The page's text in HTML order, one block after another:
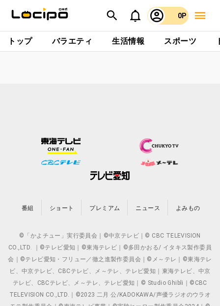
0P
トップ バラエティ 生活情報 スポーツ
番組 ショート プレミアム ニュース よみもの
©「かよチュー」実行委員会｜©中京テレビ｜© CBC TELEVISION
CO.,LTD. ｜©テレビ愛知｜©東海テレビ｜©多田かおる/ イタキス製作委員
会｜©テレビ愛知・フリュー／徹之進製作委員会｜©メ～テレ｜©東海テレ
ビ、中京テレビ、CBCテレビ、メ～テレ、テレビ愛知｜東海テレビ、中京
テレビ、CBCテレビ、メ～テレ、テレビ愛知｜© Studio Ghibli｜©CBC
TELEVISION CO.,LTD.｜©2023 二月 公/KADOKAWA/声優ラジオのウラオ